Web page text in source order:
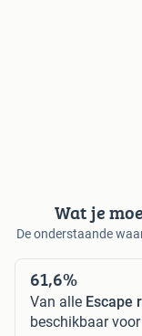
Wat je
De onderstaande
61,6%
Van alle Escape
beschikbaar